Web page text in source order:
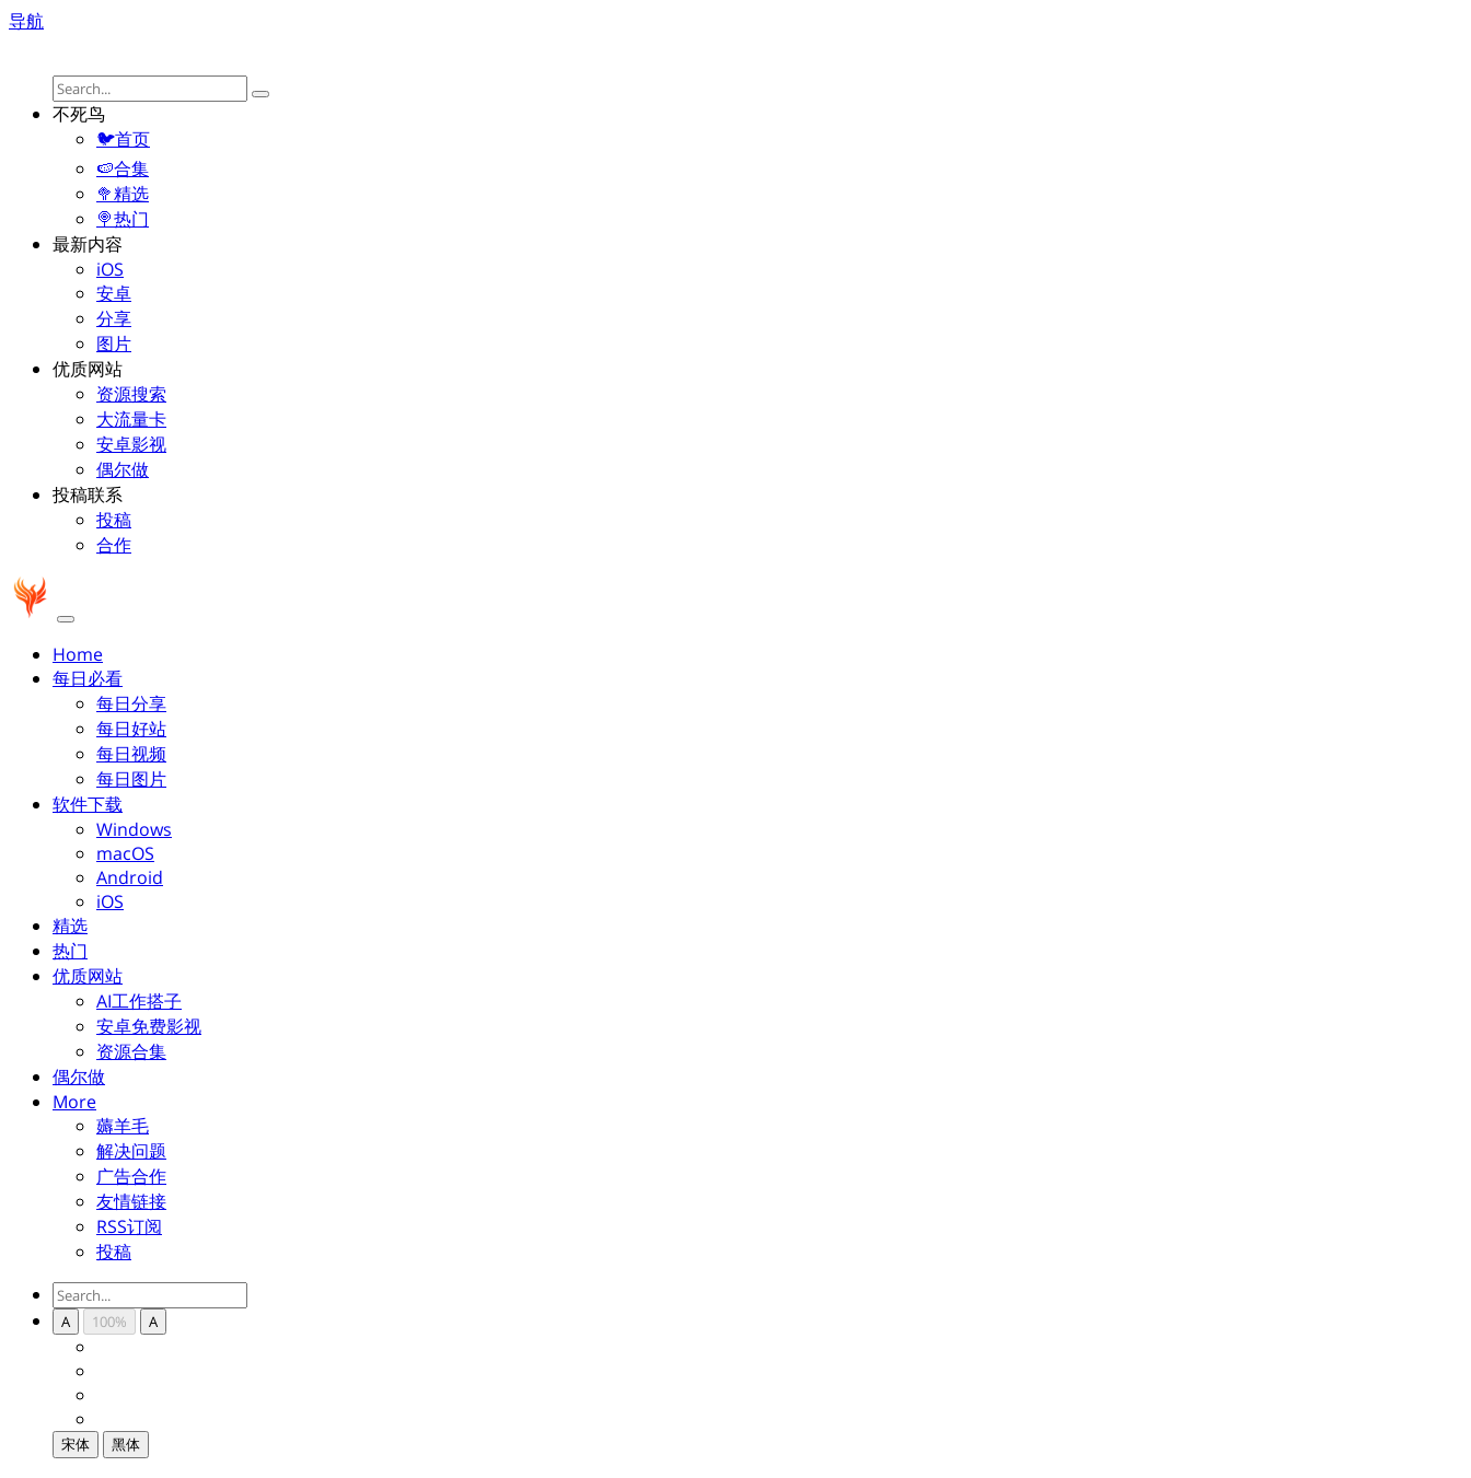
导航
不死鸟
🐦首页
🍉合集
🥦精选
🍭热门
最新内容
iOS
安卓
分享
图片
优质网站
资源搜索
大流量卡
安卓影视
偶尔做
投稿联系
投稿
合作
Home
每日必看
每日分享
每日好站
每日视频
每日图片
软件下载
Windows
macOS
Android
iOS
精选
热门
优质网站
AI工作搭子
安卓免费影视
资源合集
偶尔做
More
薅羊毛
解决问题
广告合作
友情链接
RSS订阅
投稿
A 100% A
宋体 黑体